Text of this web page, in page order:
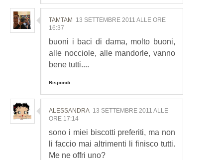
TAMTAM 13 SETTEMBRE 2011 ALLE ORE
16:37
buoni i baci di dama, molto buoni,
alle nocciole, alle mandorle, vanno
bene tutti....
Rispondi
ALESSANDRA 13 SETTEMBRE 2011 ALLE
ORE 17:14
sono i miei biscotti preferiti, ma non
li faccio mai altrimenti li finisco tutti.
Me ne offri uno?